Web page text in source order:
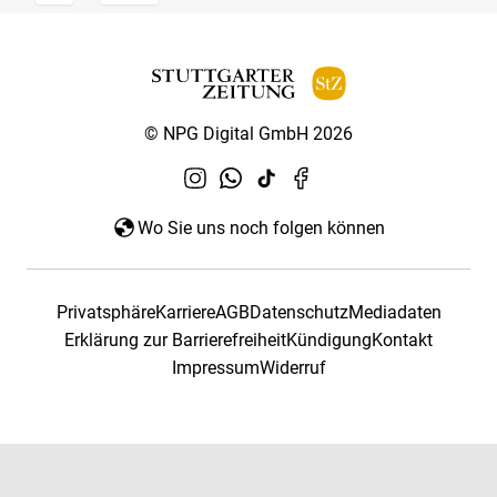
© NPG Digital GmbH 2026
Wo Sie uns noch folgen können
PrivatsphäreKarriereAGBDatenschutzMediadaten
Erklärung zur BarrierefreiheitKündigungKontakt
ImpressumWiderruf